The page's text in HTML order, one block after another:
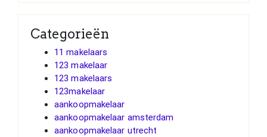
Categorieën
11 makelaars
123 makelaar
123 makelaars
123makelaar
aankoopmakelaar
aankoopmakelaar amsterdam
aankoopmakelaar utrecht